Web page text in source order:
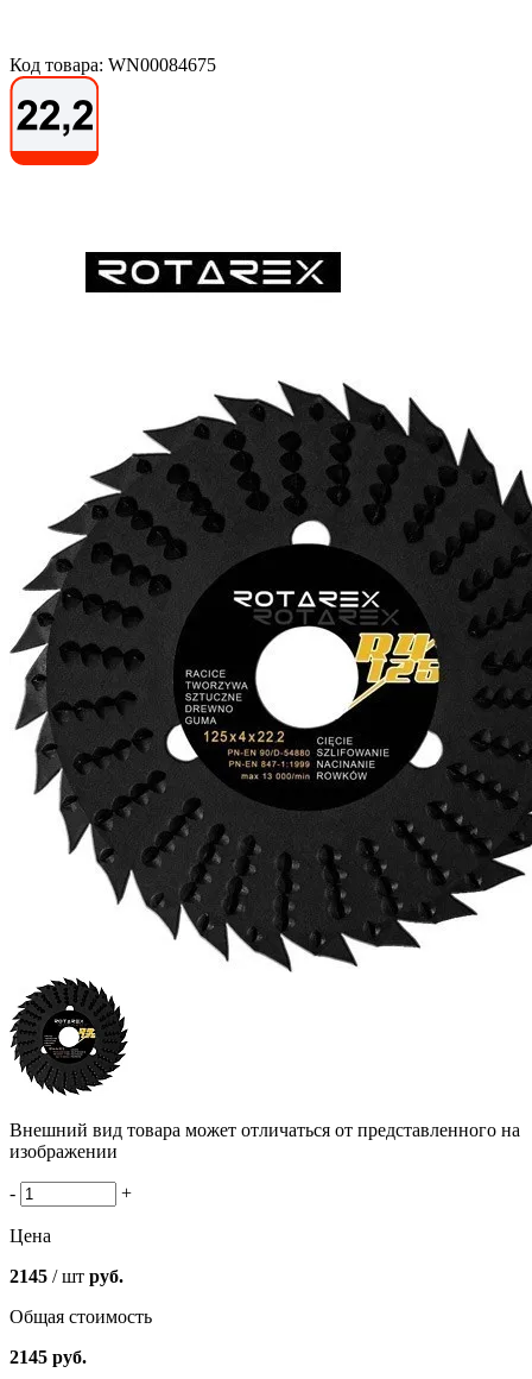
Код товара: WN00084675
Внешний вид товара может отличаться от представленного на
изображении
- +
Цена
2145 / шт руб.
Общая стоимость
2145 руб.